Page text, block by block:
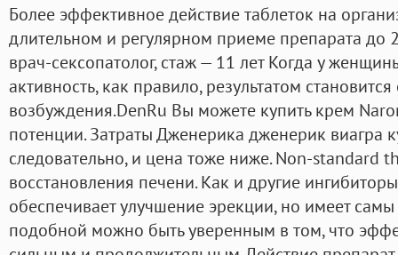
Более эффективное действие таблеток на
длительном и регулярном приеме препарата до
врач-сексопатолог, стаж — 11 лет Когда у
активность, как правило, результатом становится
возбуждения.DenRu Вы можете купить крем
потенции. Затраты Дженерика дженерик виагра
следовательно, и цена тоже ниже. Non-standard
восстановления печени. Как и другие
обеспечивает улучшение эрекции, но имеет
подобной можно быть уверенным в том, что